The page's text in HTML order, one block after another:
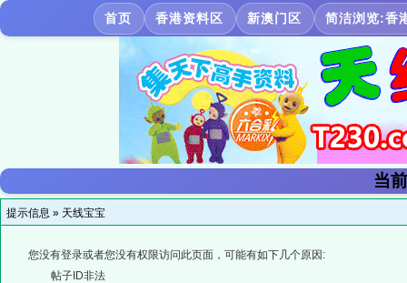
首页 香港资料区 新澳门区 简洁浏览:香
当
提示信息 » 天线宝宝
您没有登录或者您没有权限访问此页面，可能有如下几个原因:
帖子ID非法